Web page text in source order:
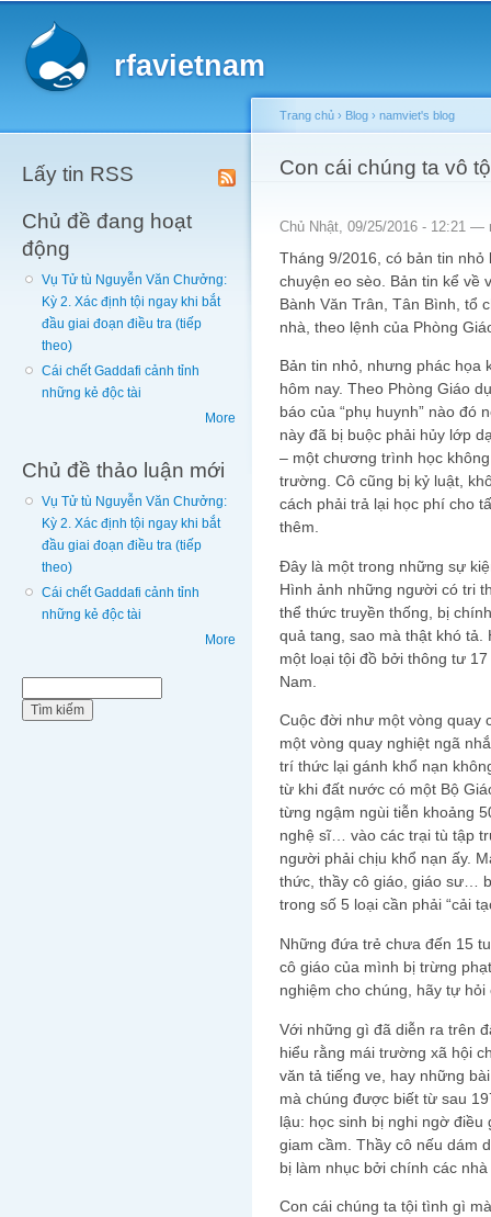
rfavietnam
Lấy tin RSS
Chủ đề đang hoạt
động
Vụ Tử tù Nguyễn Văn Chưởng:
Kỳ 2. Xác định tội ngay khi bắt
đầu giai đoạn điều tra (tiếp
theo)
Cái chết Gaddafi cảnh tỉnh
những kẻ độc tài
More
Chủ đề thảo luận mới
Vụ Tử tù Nguyễn Văn Chưởng:
Kỳ 2. Xác định tội ngay khi bắt
đầu giai đoạn điều tra (tiếp
theo)
Cái chết Gaddafi cảnh tỉnh
những kẻ độc tài
More
You are here
Trang chủ › Blog › namviet's blog
Con cái chúng ta vô
Chủ Nhật, 09/25/2016 - 12:21 —
Tháng 9/2016, có bản tin
chuyện eo sèo. Bản tin kể về
Bành Văn Trân, Tân Bình, tổ
nhà, theo lệnh của Phòng
Bản tin nhỏ, nhưng phác họa
hôm nay. Theo Phòng Giáo
báo của “phụ huynh” nào đó
này đã bị buộc phải hủy lớp
– một chương trình học
trường. Cô cũng bị kỷ luật,
cách phải trả lại học phí cho
thêm.
Đây là một trong những sự
Hình ảnh những người có tri
thể thức truyền thống, bị
quả tang, sao mà thật khó
một loại tội đồ bởi thông tư
Nam.
Cuộc đời như một vòng quay
một vòng quay nghiệt ngã
trí thức lại gánh khổ nạn
từ khi đất nước có một Bộ
từng ngậm ngùi tiễn khoảng
nghệ sĩ… vào các trại tù tập
người phải chịu khổ nạn ấy.
thức, thầy cô giáo, giáo sư…
trong số 5 loại cần phải “cải
Những đứa trẻ chưa đến 15
cô giáo của mình bị trừng
nghiệm cho chúng, hãy tự
Với những gì đã diễn ra trên
hiểu rằng mái trường xã hội
văn tả tiếng ve, hay những
mà chúng được biết từ sau
lậu: học sinh bị nghi ngờ
giam cầm. Thầy cô nếu dám
bị làm nhục bởi chính các
Con cái chúng ta tội tình gì